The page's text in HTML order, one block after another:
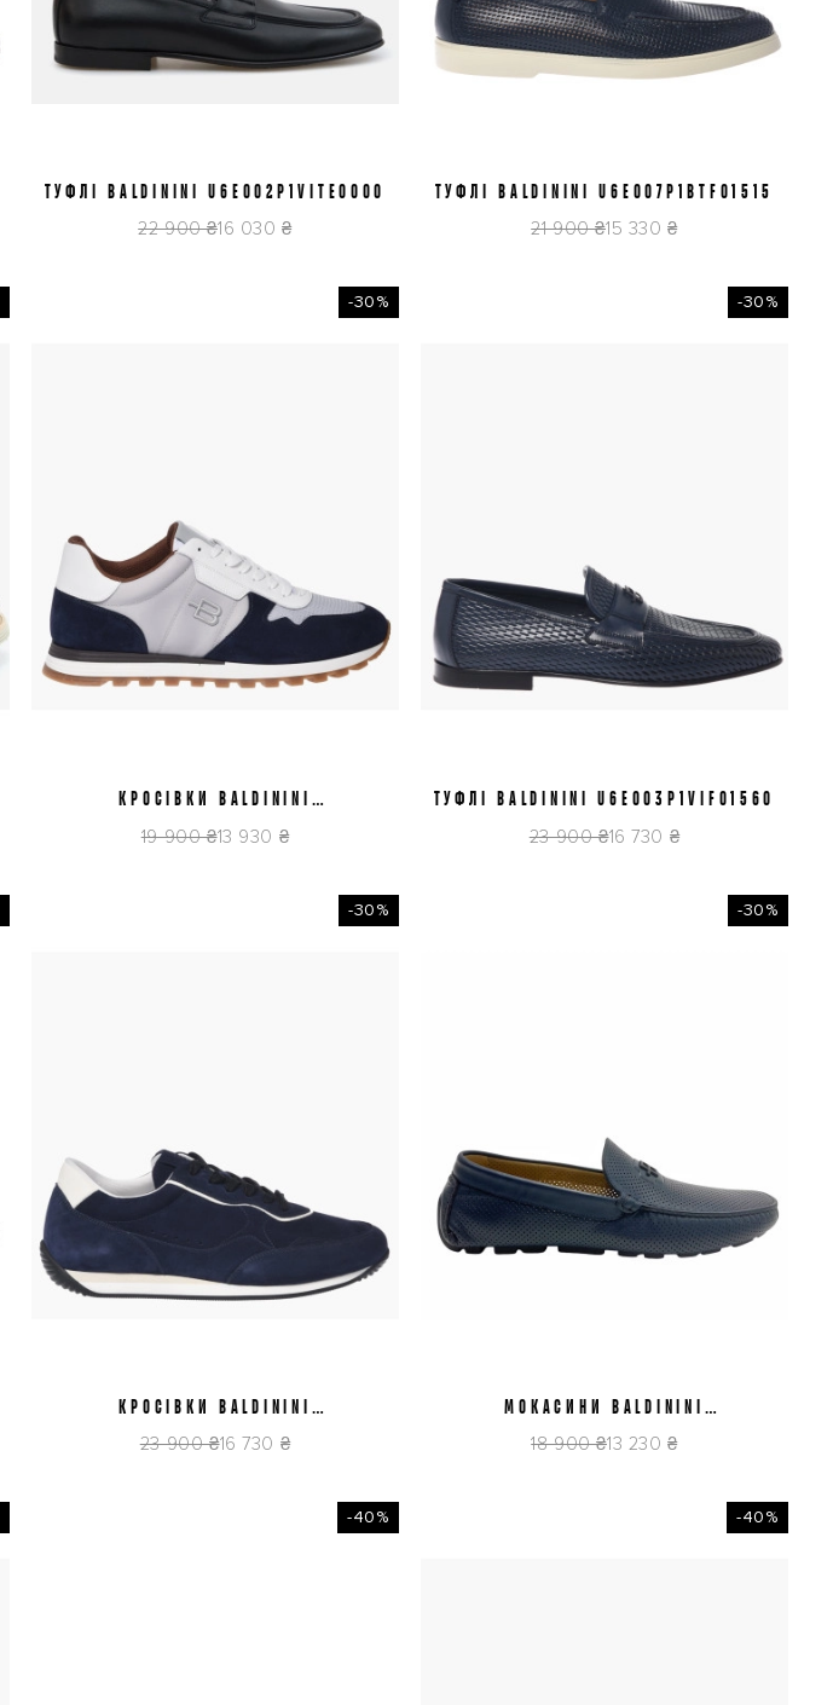
41 41,5 4242,54344
ТУФЛІ BALDININI U6E002P1VITE0000
22 900 ₴16 030 ₴
41 4344 45
ТУФЛІ BALDININI U6E007P1BTFO1515
21 900 ₴15 330 ₴
-30%
41 42
КРОСІВКИ BALDININI
19 900 ₴13 930 ₴
-30%
42 4345
ТУФЛІ BALDININI U6E003P1VIFO1560
23 900 ₴16 730 ₴
-30%
41,5434445
КРОСІВКИ BALDININI
23 900 ₴16 730 ₴
-30%
42
МОКАСИНИ BALDININI
18 900 ₴13 230 ₴
-40% -40%